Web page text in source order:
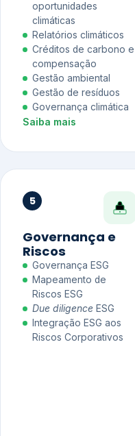
oportunidades
climáticas
Relatórios climáticos
Créditos de carbono e
compensação
Gestão ambiental
Gestão de resíduos
Governança climática
Saiba mais
5
Governança e
Riscos
Governança ESG
Mapeamento de
Riscos ESG
Due diligence ESG
Integração ESG aos
Riscos Corporativos